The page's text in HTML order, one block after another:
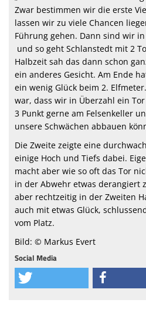
Zwar bestimmen wir die erste
lassen wir zu viele Chancen
Führung gehen. Dann sind wir
und so geht Schlanstedt mit 2
Halbzeit sah das dann schon
ein anderes Gesicht. Am Ende
ein wenig Glück beim 2.
war, dass wir in Überzahl ein
3 Punkt gerne am Felsenkeller
unsere Schwächen abbauen
Die Zweite zeigte eine
einige Hoch und Tiefs dabei.
macht aber wie so oft das Tor
in der Abwehr etwas derangiert
aber rechtzeitig in der Zweiten
auch mit etwas Glück,
vom Platz.
Bild: © Markus Evert
Social Media